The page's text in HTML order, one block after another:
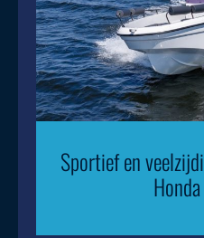
Sportief en